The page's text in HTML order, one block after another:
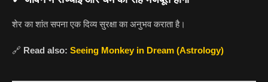
शेर का शांत सपना एक दिव्य सुरक्षा का अनुभव कराता है।
🔗 Read also: Seeing Monkey in Dream (Astrology)